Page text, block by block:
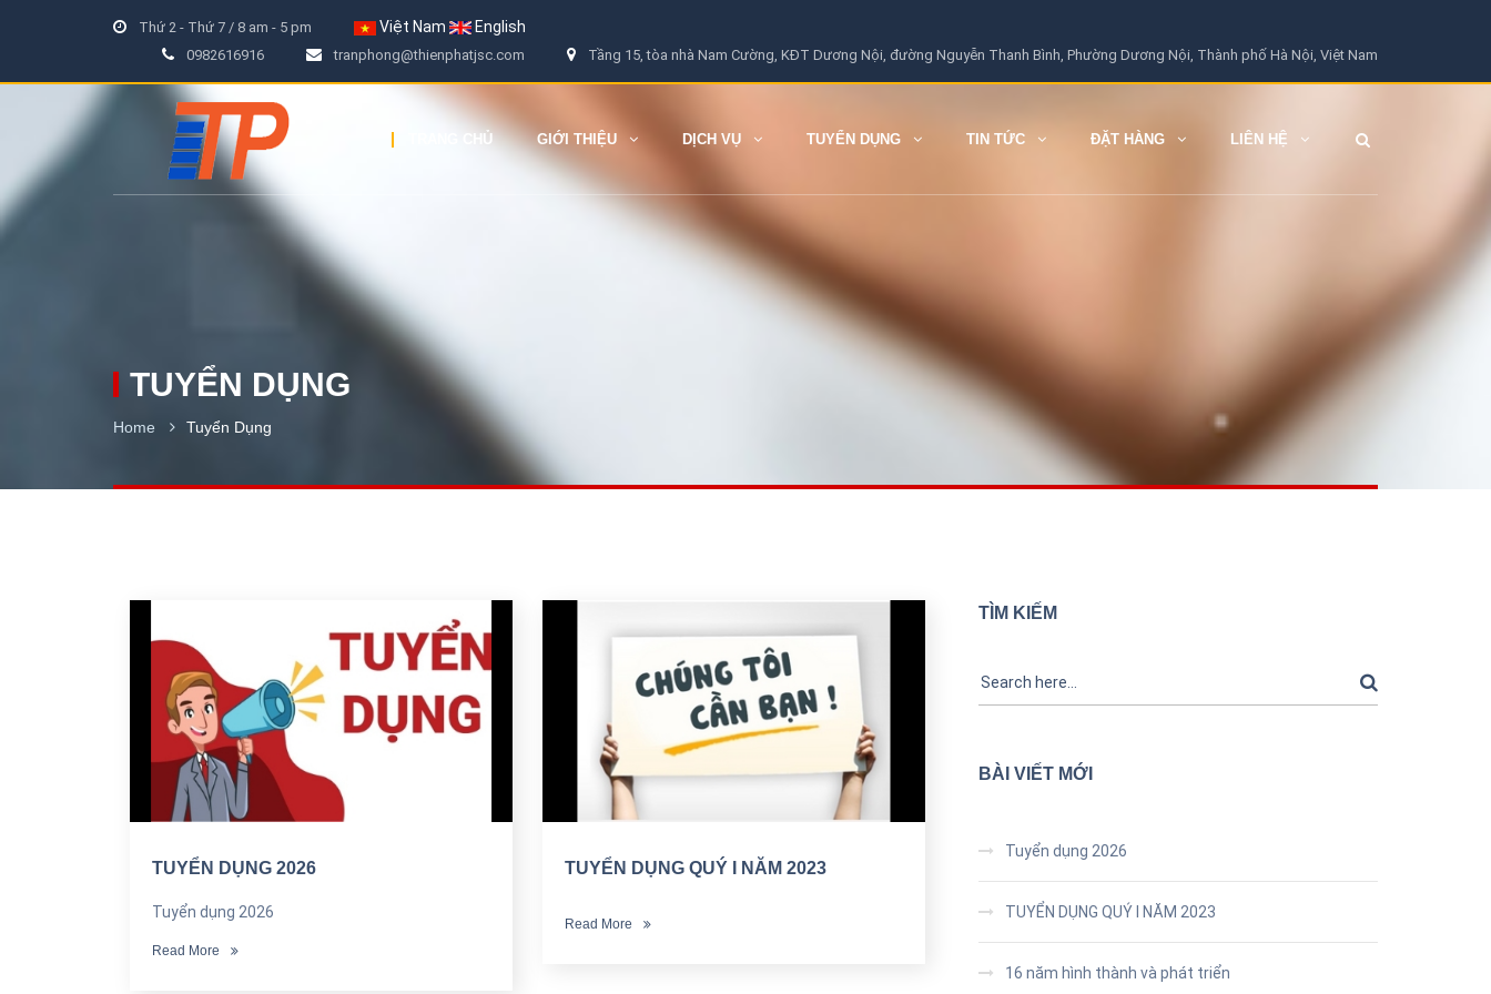
Thứ 2 - Thứ 7 / 8 am - 5 pm Việt Nam English
0982616916 tranphong@thienphatjsc.com Tầng 15, tòa nhà Nam Cường, KĐT Dương Nội, đường Nguyễn Thanh Bình, Phường Dương Nội, Thành phố Hà Nội, Việt Nam
TRANG CHỦ GIỚI THIỆU DỊCH VỤ TUYỂN DỤNG TIN TỨC ĐẶT HÀNG LIÊN HỆ
TUYỂN DỤNG
Home Tuyển Dụng
TUYỂN DỤNG 2026
Tuyển dụng 2026
Read More
TUYỂN DỤNG QUÝ I NĂM 2023
Read More
TÌM KIẾM
BÀI VIẾT MỚI
Tuyển dụng 2026
TUYỂN DỤNG QUÝ I NĂM 2023
16 năm hình thành và phát triển